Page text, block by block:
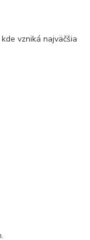
vzniká najväčšia